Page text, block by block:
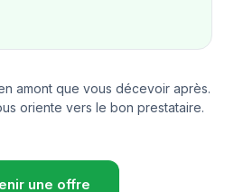
amont que vous décevoir après.
oriente vers le bon prestataire.
une offre